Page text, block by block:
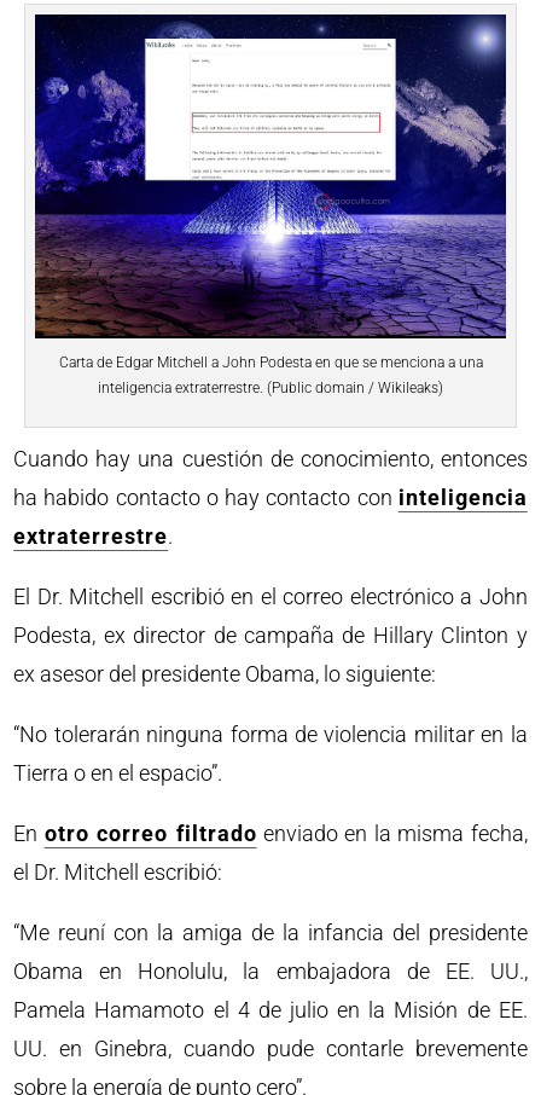
Carta de Edgar Mitchell a John Podesta en que se menciona a una
inteligencia extraterrestre. (Public domain / Wikileaks)
Cuando hay una cuestión de conocimiento, entonces
ha habido contacto o hay contacto con inteligencia
extraterrestre.
El Dr. Mitchell escribió en el correo electrónico a John
Podesta, ex director de campaña de Hillary Clinton y
ex asesor del presidente Obama, lo siguiente:
“No tolerarán ninguna forma de violencia militar en la
Tierra o en el espacio”.
En otro correo filtrado enviado en la misma fecha,
el Dr. Mitchell escribió:
“Me reuní con la amiga de la infancia del presidente
Obama en Honolulu, la embajadora de EE. UU.,
Pamela Hamamoto el 4 de julio en la Misión de EE.
UU. en Ginebra, cuando pude contarle brevemente
sobre la energía de punto cero”.